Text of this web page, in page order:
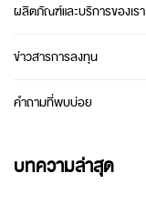
ผลิตภัณฑ์และบริการของเรา
ข่าวสารการลงทุน
คำถามที่พบบ่อย
บทความล่าสุด